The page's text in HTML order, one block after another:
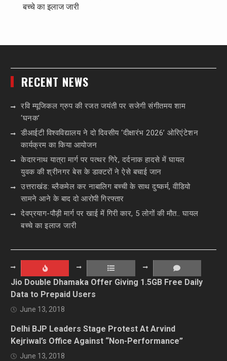
बच्चे का इलाज जारी
RECENT NEWS
रवि म्यूजिकल ग्रुप की रजत जयंती पर सजेगी संगीतमय शाम
‘घनक’
डीआईटी विश्वविद्यालय ने दो दिवसीय ‘दीक्षारंभ 2026’ ओरिएंटेशन
कार्यक्रम का किया आयोजन
केदारनाथ यात्रा मार्ग पर पत्थर गिरे, दर्दनाक हादसे में घायल
युवक की श्रीनगर बेस के डाक्टरों ने ऐसे बचाई जान
उत्तराखंड: ब्लैकमेल कर नाबालिग बच्ची के साथ दुष्कर्म, वीडियो
सामने आने के बाद दो आरोपी गिरफ्तार
देवप्रयाग-पौड़ी मार्ग पर खाई में गिरी कार, 5 लोगों की मौत.. घायल
बच्चे का इलाज जारी
Jio Double Dhamaka Offer Giving 1.5GB Free Daily
Data to Prepaid Users
June 13, 2018
Delhi BJP Leaders Stage Protest At Arvind
Kejriwal’s Office Against “Non-Performance”
June 13, 2018